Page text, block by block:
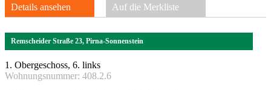
Details ansehen Auf die Merkliste
Remscheider Straße 23, Pirna-Sonnenstein
1. Obergeschoss, 6. links
Wohnungsnummer: 408.2.6